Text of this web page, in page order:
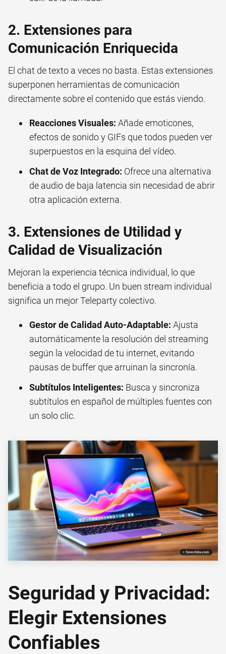
2. Extensiones para
Comunicación Enriquecida
El chat de texto a veces no basta. Estas extensiones
superponen herramientas de comunicación
directamente sobre el contenido que estás viendo.
Reacciones Visuales: Añade emoticones,
efectos de sonido y GIFs que todos pueden ver
superpuestos en la esquina del vídeo.
Chat de Voz Integrado: Ofrece una alternativa
de audio de baja latencia sin necesidad de abrir
otra aplicación externa.
3. Extensiones de Utilidad y
Calidad de Visualización
Mejoran la experiencia técnica individual, lo que
beneficia a todo el grupo. Un buen stream individual
significa un mejor Teleparty colectivo.
Gestor de Calidad Auto-Adaptable: Ajusta
automáticamente la resolución del streaming
según la velocidad de tu internet, evitando
pausas de buffer que arruinan la sincronía.
Subtítulos Inteligentes: Busca y sincroniza
subtítulos en español de múltiples fuentes con
un solo clic.
Seguridad y Privacidad:
Elegir Extensiones
Confiables